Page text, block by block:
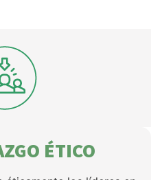
ÉTICO